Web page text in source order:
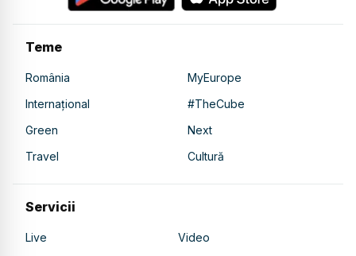
Teme
România
MyEurope
Internațional
#TheCube
Green
Next
Travel
Cultură
Servicii
Live
Video